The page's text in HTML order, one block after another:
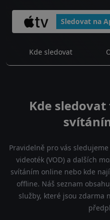
Sledovat na
Kde sledovat
Kde
Pravidelně pro vás
videoték (VOD) a dalších
svítáním online nebo kde
offline. Náš seznam
služby, které jsou zdarma